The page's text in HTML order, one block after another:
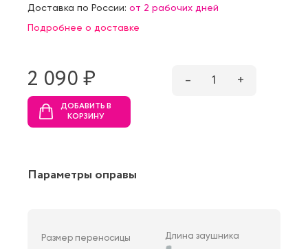
Доставка по России: от 2 рабочих дней
Подробнее о доставке
2 090 ₷ – 1 +
ДОБАВИТЬ В
КОРЗИНУ
Параметры оправы
Размер переносицы Длина заушника